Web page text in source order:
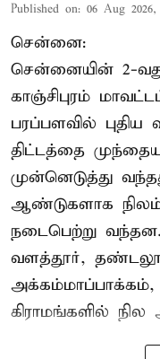
Published on: 06 Aug
சென்னை:
சென்னையின் 2-
காஞ்சிபுரம்
பரப்பளவில்
திட்டத்தை முந்தைய
முன்னெடுத்து
ஆண்டுகளாக
நடைபெற்று
வளத்தூர், தண்டலூர்,
அக்கம்மாப்பாக்கம்,
கிராமங்களில்